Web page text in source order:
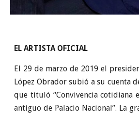
EL ARTISTA OFICIAL
El 29 de marzo de 2019 el
López Obrador subió a su cuenta
que tituló “Convivencia cotidiana
antiguo de Palacio Nacional”. La